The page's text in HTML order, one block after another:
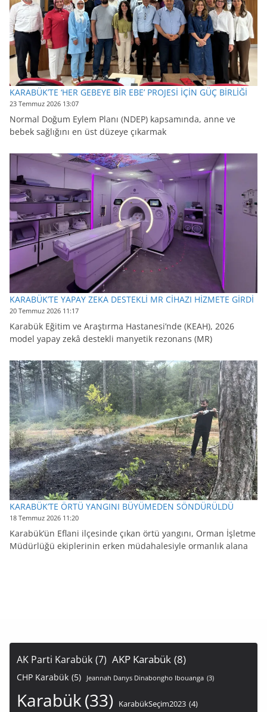
KARABÜK’TE ‘HER GEBEYE BİR EBE’ PROJESİ İÇİN GÜÇ BİRLİĞİ
23 Temmuz 2026 13:07
Normal Doğum Eylem Planı (NDEP) kapsamında, anne ve
bebek sağlığını en üst düzeye çıkarmak
KARABÜK’TE YAPAY ZEKA DESTEKLİ MR CİHAZI HİZMETE GİRDİ
20 Temmuz 2026 11:17
Karabük Eğitim ve Araştırma Hastanesi’nde (KEAH), 2026
model yapay zekâ destekli manyetik rezonans (MR)
KARABÜK’TE ÖRTÜ YANGINI BÜYÜMEDEN SÖNDÜRÜLDÜ
18 Temmuz 2026 11:20
Karabük’ün Eflani ilçesinde çıkan örtü yangını, Orman İşletme
Müdürlüğü ekiplerinin erken müdahalesiyle ormanlık alana
AK Parti Karabük (7) AKP Karabük (8)
CHP Karabük (5) Jeannah Danys Dinabongho Ibouanga (3)
Karabük(33) KarabükSeçim2023 (4)